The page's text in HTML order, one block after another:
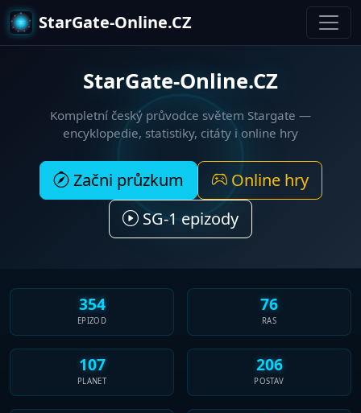
StarGate-Online.CZ
StarGate-Online.CZ
Kompletní český průvodce světem Stargate —
encyklopedie, statistiky, citáty i online hry
Začni průzkum
Online hry
SG-1 epizody
354
EPIZOD
76
RAS
107
PLANET
206
POSTAV